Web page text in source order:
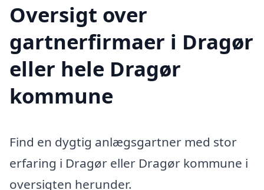
Oversigt over
gartnerfirmaer i Dragør
eller hele Dragør
kommune
Find en dygtig anlægsgartner med stor
erfaring i Dragør eller Dragør kommune i
oversigten herunder.